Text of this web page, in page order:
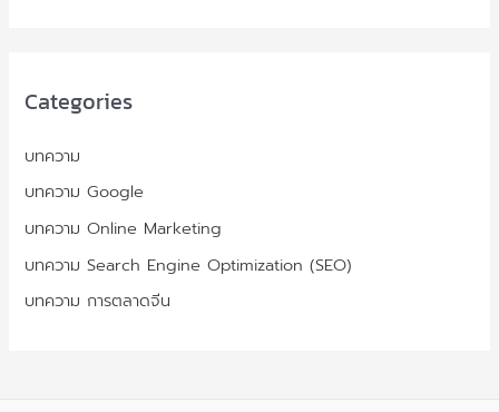
Categories
บทความ
บทความ Google
บทความ Online Marketing
บทความ Search Engine Optimization (SEO)
บทความ การตลาดจีน